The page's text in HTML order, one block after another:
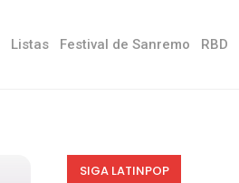
Listas Festival de Sanremo RBD
SIGA LATINPOP